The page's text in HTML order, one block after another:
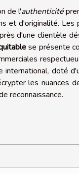
de l'authenticité
et d'originalité. Les
d'une clientèle
se présente
international, doté
les nuances
reconnaissance.